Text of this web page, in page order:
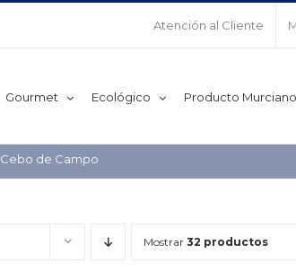
Atención al Cliente
Gourmet Ecológico Producto Murciano
Cebo de Campo
Mostrar32 productos